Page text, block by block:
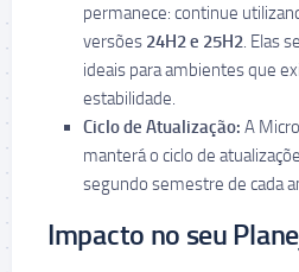
permanece: continue
versões 24H2 e 25H2. Elas
ideais para ambientes que
estabilidade.
Ciclo de Atualização: A
manterá o ciclo de
segundo semestre de cada
Impacto no seu